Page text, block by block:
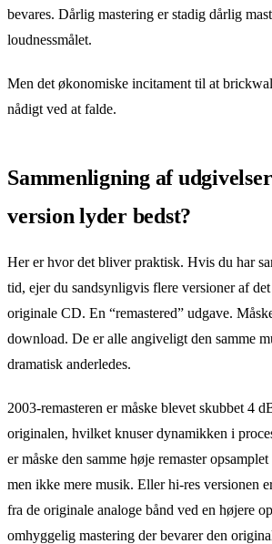
bevares. Dårlig mastering er stadig dårlig
loudnessmålet.
Men det økonomiske incitament til at
nådigt ved at falde.
Sammenligning af
version lyder bedst?
Her er hvor det bliver praktisk. Hvis du har
tid, ejer du sandsynligvis flere versioner af
originale CD. En “remastered” udgave.
download. De er alle angiveligt den samme
dramatisk anderledes.
2003-remasteren er måske blevet skubbet 4
originalen, hvilket knuser dynamikken i
er måske den samme høje remaster
men ikke mere musik. Eller hi-res versionen
fra de originale analoge bånd ved en højere
omhyggelig mastering der bevarer den